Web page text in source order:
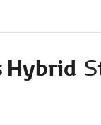
Hybrid